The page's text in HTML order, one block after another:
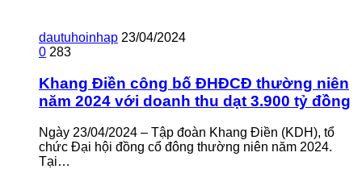
dautuhoinhap 23/04/2024
0 283
Khang Điền công bố ĐHĐCĐ thường niên
năm 2024 với doanh thu dạt 3.900 tỷ đồng
Ngày 23/04/2024 – Tập đoàn Khang Điền (KDH), tổ
chức Đại hội đồng cổ đông thường niên năm 2024.
Tại…